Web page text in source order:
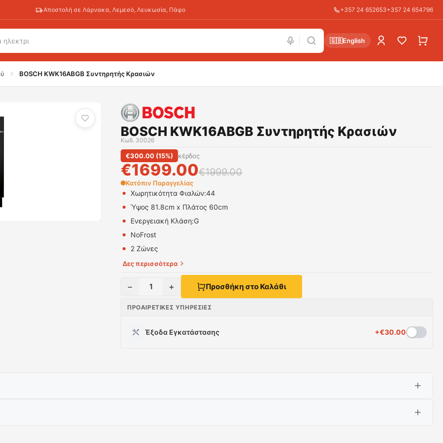
Αποστολή σε Λάρνακα, Λεμεσό, Λευκωσία, Πάφο +357 24 652653+357 24 654796
🇬🇧English
BOSCH KWK16ABGB Συντηρητής Κρασιών
BOSCH KWK16ABGB Συντηρητής Κρασιών
Κωδ. 30026
€300.00 (15%) κέρδος
€1699.00€1999.00
Κατόπιν Παραγγελίας
Χωρητικότητα Φιαλών:44
Ύψος 81.8cm x Πλάτος 60cm
Ενεργειακή Κλάση:G
NoFrost
2 Ζώνες
Δες περισσότερα
− 1 + Προσθήκη στο Καλάθι
ΠΡΟΑΙΡΕΤΙΚΈΣ ΥΠΗΡΕΣΊΕΣ
Έξοδα Εγκατάστασης +€30.00